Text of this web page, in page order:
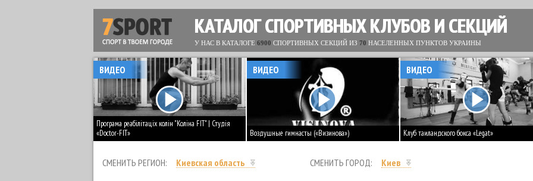
КАТАЛОГ СПОРТИВНЫХ КЛУБОВ И СЕКЦИЙ
У НАС В КАТАЛОГЕ 6900 СПОРТИВНЫХ СЕКЦИЙ ИЗ 70 НАСЕЛЕННЫХ ПУНКТОВ УКРАИНЫ
Програма реабілітаціх колін "Коліна FIT" | Студія
«Doctor-FIT»
ВИДЕО
Воздушные гимнасты («Визинова»)
ВИДЕО
Клуб таиландского бокса «Legat»
ВИДЕО
СМЕНИТЬ РЕГИОН: Киевская область СМЕНИТЬ ГОРОД: Киев